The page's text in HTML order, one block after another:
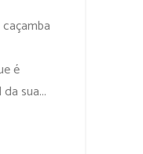
é
sua...